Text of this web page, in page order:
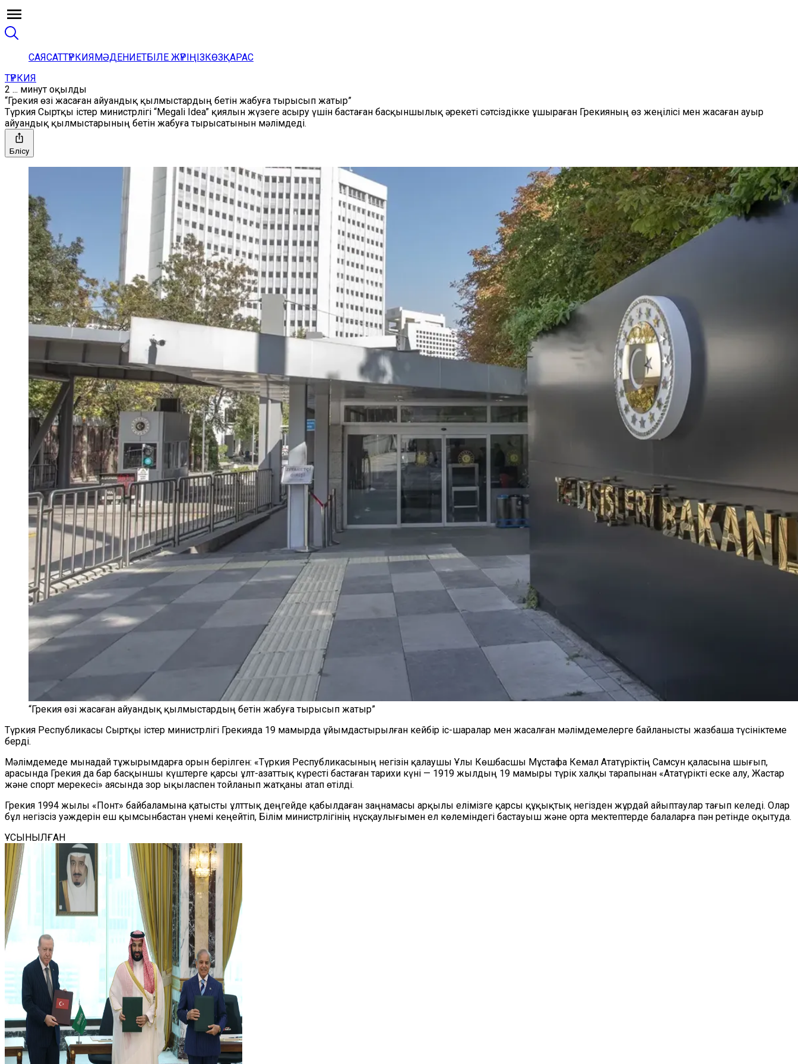
САЯСАТТҮРКИЯМӘДЕНИЕТБІЛЕ ЖҮРІҢІЗКӨЗҚАРАС
ТҮРКИЯ
2 ... минут оқылды
“Грекия өзі жасаған айуандық қылмыстардың бетін жабуға тырысып жатыр”
Түркия Сыртқы істер министрлігі “Megali Idea” қиялын жүзеге асыру үшін бастаған басқыншылық әрекеті сәтсіздікке ұшыраған Грекияның өз жеңілісі мен жасаған ауыр
айуандық қылмыстарының бетін жабуға тырысатынын мәлімдеді.
Бөлісу
“Грекия өзі жасаған айуандық қылмыстардың бетін жабуға тырысып жатыр”
Түркия Республикасы Сыртқы істер министрлігі Грекияда 19 мамырда ұйымдастырылған кейбір іс-шаралар мен жасалған мәлімдемелерге байланысты жазбаша түсініктеме
берді.
Мәлімдемеде мынадай тұжырымдарға орын берілген: «Түркия Республикасының негізін қалаушы Ұлы Көшбасшы Мұстафа Кемал Ататүріктің Самсун қаласына шығып,
арасында Грекия да бар басқыншы күштерге қарсы ұлт-азаттық күресті бастаған тарихи күні — 1919 жылдың 19 мамыры түрік халқы тарапынан «Ататүрікті еске алу, Жастар
және спорт мерекесі» аясында зор ықыласпен тойланып жатқаны атап өтілді.
Грекия 1994 жылы «Понт» байбаламына қатысты ұлттық деңгейде қабылдаған заңнамасы арқылы елімізге қарсы құқықтық негізден жұрдай айыптаулар тағып келеді. Олар
бұл негізсіз уәждерін еш қымсынбастан үнемі кеңейтіп, Білім министрлігінің нұсқаулығымен ел көлеміндегі бастауыш және орта мектептерде балаларға пән ретінде оқытуда.
ҰСЫНЫЛҒАН